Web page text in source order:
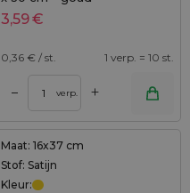
3,59€
0,36 € / st. 1 verp. = 10 st.
– verp. +
Maat: 16x37 cm
Stof: Satijn
Kleur: